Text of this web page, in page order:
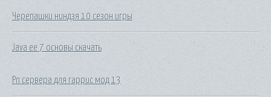
Черепашки ниндзя 10 сезон игры
Java ee 7 основы скачать
Рп сервера для гаррис мод 13